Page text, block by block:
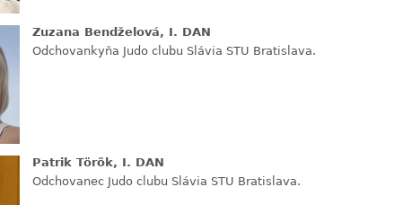
Zuzana Bendželová, I. DAN
Odchovankyňa Judo clubu Slávia STU Bratislava.
Patrik Török, I. DAN
Odchovanec Judo clubu Slávia STU Bratislava.